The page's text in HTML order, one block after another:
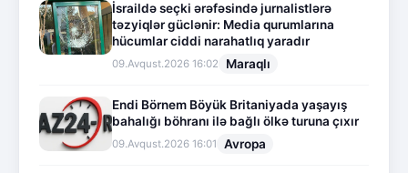
İsraildə seçki ərəfəsində jurnalistlərə
təzyiqlər güclənir: Media qurumlarına
hücumlar ciddi narahatlıq yaradır
09.Avqust.2026 16:02 Maraqlı
Endi Börnem Böyük Britaniyada yaşayış
bahalığı böhranı ilə bağlı ölkə turuna çıxır
09.Avqust.2026 16:01 Avropa